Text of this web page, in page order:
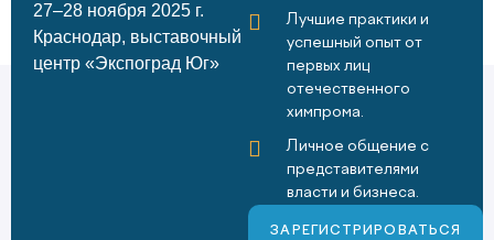
27–28 ноября 2025 г.
Краснодар, выставочный
центр «Экспоград Юг»
Лучшие практики и
успешный опыт от
первых лиц
отечественного
химпрома.
Личное общение с
представителями
власти и бизнеса.
ЗАРЕГИСТРИРОВАТЬСЯ